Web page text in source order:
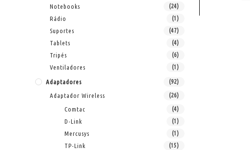
Notebooks (24)
Rádio (1)
Suportes (47)
Tablets (4)
Tripés (6)
Ventiladores (1)
Adaptadores (92)
Adaptador Wireless (26)
Comtac (4)
D-Link (1)
Mercusys (1)
TP-Link (15)